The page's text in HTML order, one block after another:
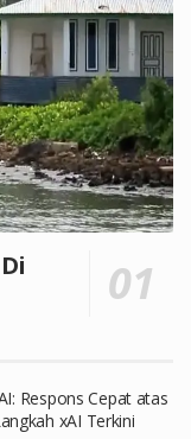
Respons Cepat atas
xAI Terkini